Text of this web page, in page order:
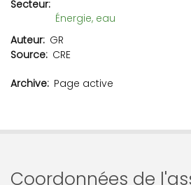
Secteur
Énergie, eau
Auteur GR
Source CRE
Archive Page active
Coordonnées de